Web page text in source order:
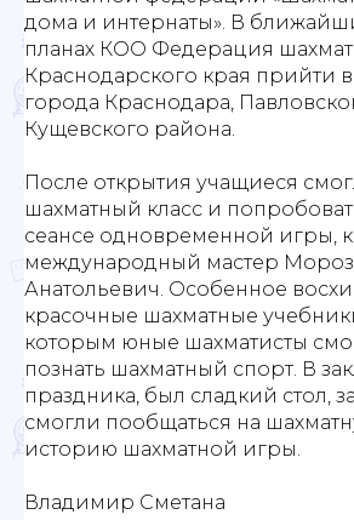
дома и интернаты». В
планах КОО Федерация шахмат
Краснодарского края прийти
города Краснодара,
Кущевского района.
После открытия учащиеся
шахматный класс и
сеансе одновременной игры,
международный мастер
Анатольевич. Особенное
красочные шахматные
которым юные шахматисты
познать шахматный спорт. В
праздника, был сладкий стол,
смогли пообщаться на
историю шахматной игры.
Владимир Сметана